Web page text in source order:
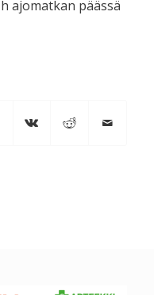
ajomatkan päässä